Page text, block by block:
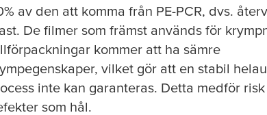
av den att komma från PE-PCR, dvs.
De filmer som främst används för
kommer att ha sämre
vilket gör att en stabil
inte kan garanteras. Detta medför
som hål.